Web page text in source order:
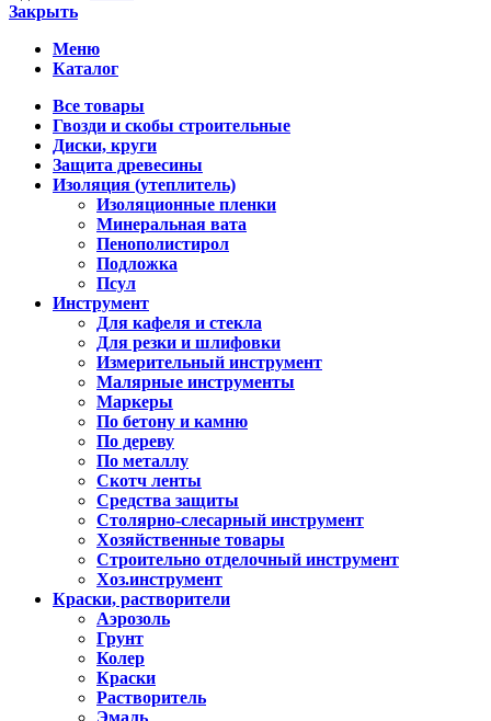
Закрыть
Меню
Каталог
Все товары
Гвозди и скобы строительные
Диски, круги
Защита древесины
Изоляция (утеплитель)
Изоляционные пленки
Минеральная вата
Пенополистирол
Подложка
Псул
Инструмент
Для кафеля и стекла
Для резки и шлифовки
Измерительный инструмент
Малярные инструменты
Маркеры
По бетону и камню
По дереву
По металлу
Скотч ленты
Средства защиты
Столярно-слесарный инструмент
Хозяйственные товары
Строительно отделочный инструмент
Хоз.инструмент
Краски, растворители
Аэрозоль
Грунт
Колер
Краски
Растворитель